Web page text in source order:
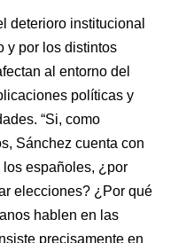
deterioro institucional
y por los distintos
al entorno del
políticas y
“Si, como
Sánchez cuenta con
españoles, ¿por
elecciones? ¿Por qué
hablen en las
precisamente en